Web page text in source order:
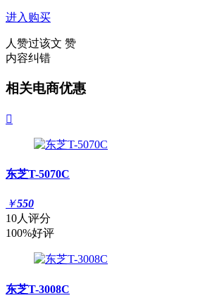
进入购买
人赞过该文 赞
内容纠错
相关电商优惠

东芝T-5070C
￥550
10人评分
100%好评
东芝T-3008C